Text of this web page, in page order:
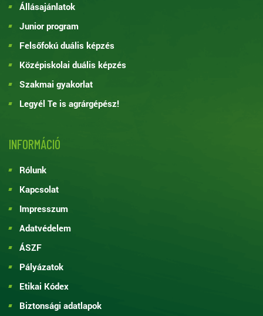
Állásajánlatok
Junior program
Felsőfokú duális képzés
Középiskolai duális képzés
Szakmai gyakorlat
Legyél Te is agrárgépész!
INFORMÁCIÓ
Rólunk
Kapcsolat
Impresszum
Adatvédelem
ÁSZF
Pályázatok
Etikai Kódex
Biztonsági adatlapok